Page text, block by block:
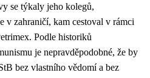
se týkaly jeho kolegů,
v zahraničí, kam cestoval v rámci
Podle historiků
je nepravděpodobné, že by
bez vlastního vědomí a bez